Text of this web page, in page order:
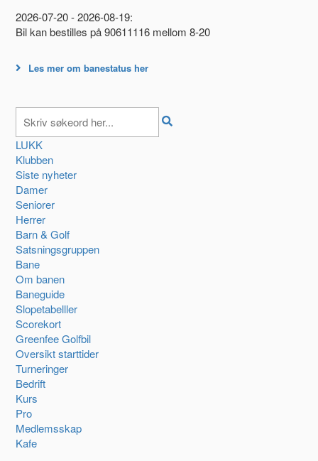
2026-07-20 - 2026-08-19:
Bil kan bestilles på 90611116 mellom 8-20
Les mer om banestatus her
LUKK
Klubben
Siste nyheter
Damer
Seniorer
Herrer
Barn & Golf
Satsningsgruppen
Bane
Om banen
Baneguide
Slopetabelller
Scorekort
Greenfee Golfbil
Oversikt starttider
Turneringer
Bedrift
Kurs
Pro
Medlemsskap
Kafe